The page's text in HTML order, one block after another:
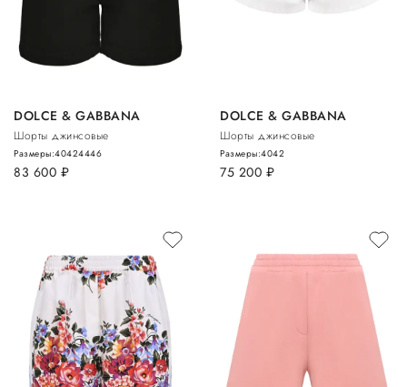
DOLCE & GABBANA
Шорты джинсовые
83 600 руб.
Размеры:40424446
DOLCE & GABBANA
Шорты джинсовые
75 200 руб.
Размеры:4042